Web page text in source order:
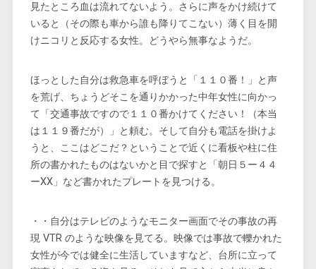
見たところ血は流れてないよう。さらに声をかけ続けて
いると（その際も車から誰も降りてこない）薄く目を開
けニコリと反応する女性。どうやら無事なようだ。
ほっとした自分は救急車を呼ぼうと「１１０番！」と声
を荒げ、ちょうどそこを通りかかった中年女性に向かっ
て「交通事故ですので１１０番かけてください！（本当
は１１９番だが）」と頼む。そして自分も電話を掛けよ
うと、ここはどこだ？ということで近くに看板や柱に住
所の書かれたものはないかと目で探すと「朝日５ー４４
ーXX」など書かれたプレートを見つける。
・・自分はテレビのようなモニター画面でその事故の再
現 VTR のような映像を見てる。映像では事故で轢かれた
女性が今では健全に生活していますなど、台所に立って